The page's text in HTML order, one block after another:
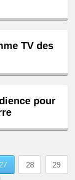
TV des
pour
27 28 29